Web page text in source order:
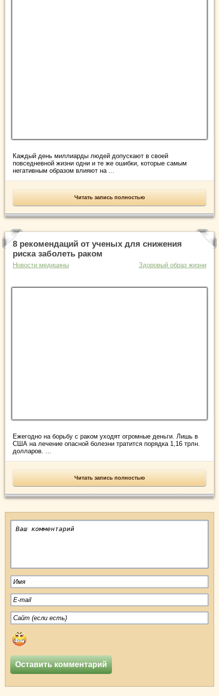
Каждый день миллиарды людей допускают в своей
повседневной жизни одни и те же ошибки, которые самым
негативным образом влияют на ...
Читать запись полностью
8 рекомендаций от ученых для снижения
риска заболеть раком
Новости медицины Здоровый образ жизни
Ежегодно на борьбу с раком уходят огромные деньги. Лишь в
США на лечение опасной болезни тратится порядка 1,16 трлн.
долларов. ...
Читать запись полностью